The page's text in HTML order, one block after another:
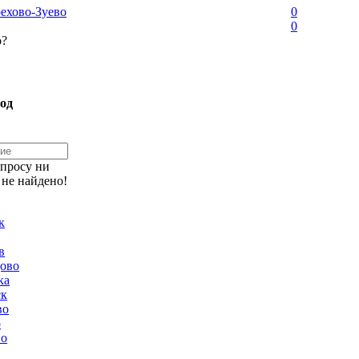
0
0
Зуево
ни
найдено!